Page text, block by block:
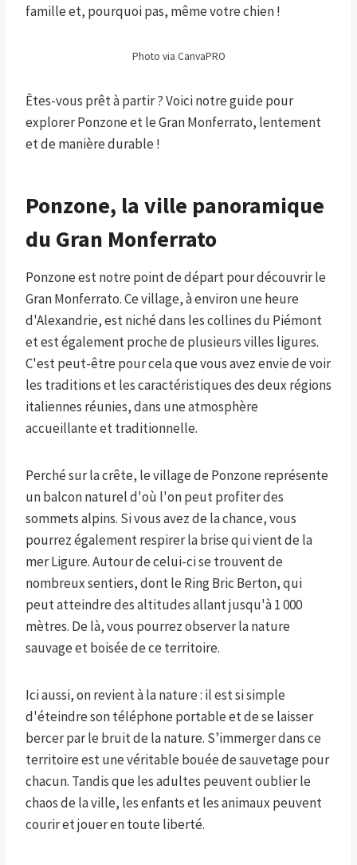
famille et, pourquoi pas, même votre chien !
Photo via CanvaPRO
Êtes-vous prêt à partir ? Voici notre guide pour
explorer Ponzone et le Gran Monferrato, lentement
et de manière durable !
Ponzone, la ville panoramique
du Gran Monferrato
Ponzone est notre point de départ pour découvrir le
Gran Monferrato. Ce village, à environ une heure
d'Alexandrie, est niché dans les collines du Piémont
et est également proche de plusieurs villes ligures.
C'est peut-être pour cela que vous avez envie de voir
les traditions et les caractéristiques des deux régions
italiennes réunies, dans une atmosphère
accueillante et traditionnelle.
Perché sur la crête, le village de Ponzone représente
un balcon naturel d'où l'on peut profiter des
sommets alpins. Si vous avez de la chance, vous
pourrez également respirer la brise qui vient de la
mer Ligure. Autour de celui-ci se trouvent de
nombreux sentiers, dont le Ring Bric Berton, qui
peut atteindre des altitudes allant jusqu'à 1 000
mètres. De là, vous pourrez observer la nature
sauvage et boisée de ce territoire.
Ici aussi, on revient à la nature : il est si simple
d'éteindre son téléphone portable et de se laisser
bercer par le bruit de la nature. S’immerger dans ce
territoire est une véritable bouée de sauvetage pour
chacun. Tandis que les adultes peuvent oublier le
chaos de la ville, les enfants et les animaux peuvent
courir et jouer en toute liberté.